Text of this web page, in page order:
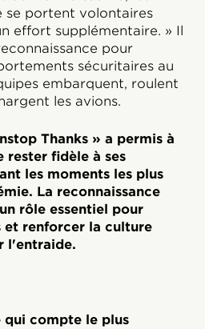
se portent volontaires
effort supplémentaire. » Il
pour
sécuritaires au
embarquent, roulent
les avions.
Thanks » a permis à
rester fidèle à ses
les moments les plus
La reconnaissance
rôle essentiel pour
et renforcer la culture
l'entraide.
qui compte le plus